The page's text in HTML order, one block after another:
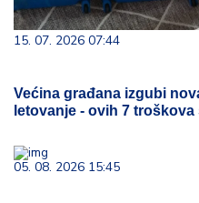
15. 07. 2026 07:44
Većina građana izgubi
letovanje - ovih 7
05. 08. 2026 15:45